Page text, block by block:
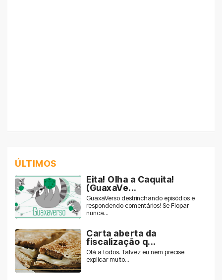
ÚLTIMOS
Eita! Olha a Caquita!
(GuaxaVe...
GuaxaVerso destrinchando episódios e
respondendo comentários! Se Flopar
nunca...
Carta aberta da
fiscalização q...
Olá a todos. Talvez eu nem precise
explicar muito...